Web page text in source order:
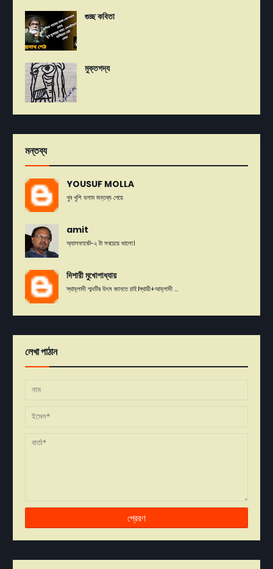
গুচ্ছ কবিতা
মুক্তগদ্য
মন্তব্য
YOUSUF MOLLA
খুব খুশি হলাম মন্তব্য পেয়ে
amit
অ্যালফাবেট-২ টা সবচেয়ে ভালো।
দিশারী মুখোপাধ্যায়
স্থাহ্লাদী শব্দটির উৎস জানতে চাই।স্থায়ী+আহ্লাদী ...
লেখা পাঠান